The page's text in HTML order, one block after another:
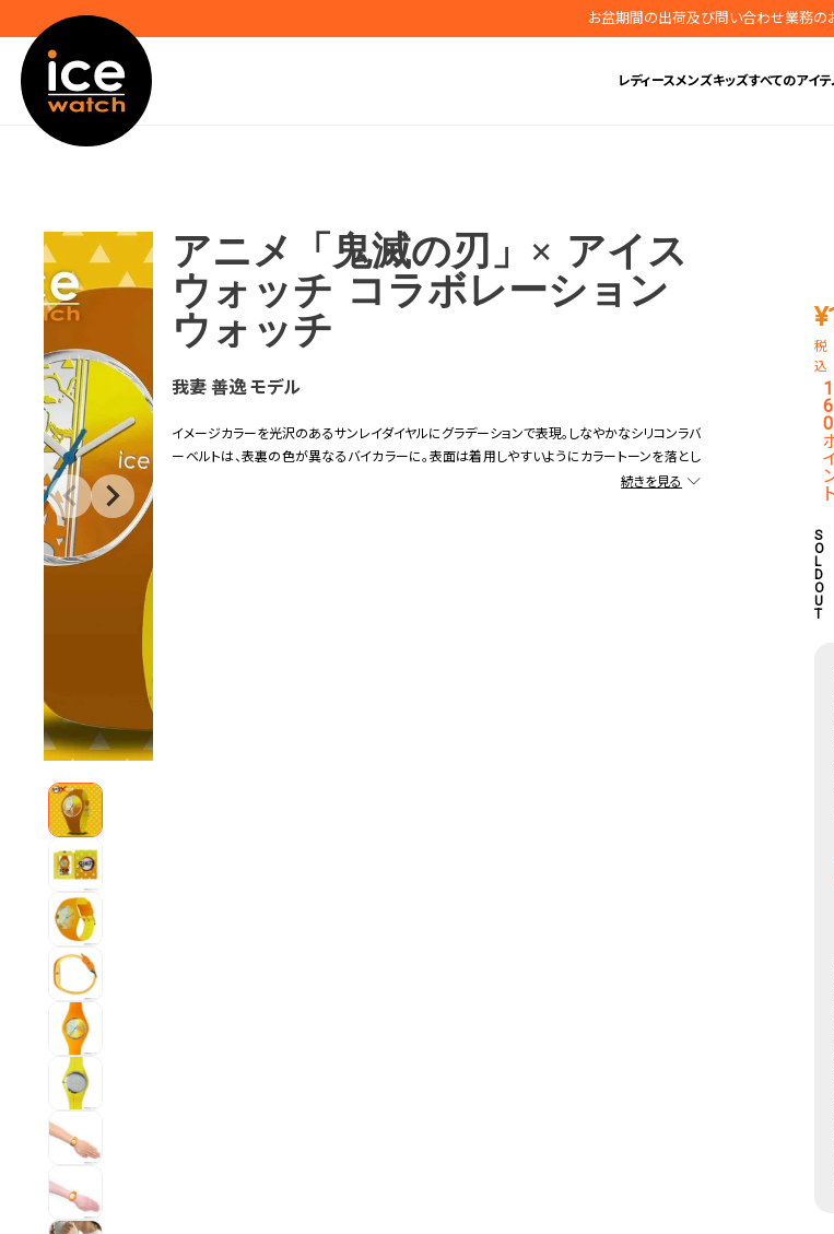
お盆期間の出荷及び問い合わせ業務の
レディースメンズキッズすべてのアイ
アニメ「鬼滅の刃」× アイス
ウォッチ コラボレーション
ウォッチ
我妻 善逸 モデル
イメージカラーを光沢のあるサンレイダイヤルにグラデーションで表現。しなやかなシリコンラバ
ーベルトは、表裏の色が異なるバイカラーに。表面は着用しやすいようにカラートーンを落とし
ている。文字盤のグラフィックは、刀の様にまっすぐに伸びた縦のラインをベースに、ステンレス
¥
税
込
1
6
0
S
O
L
D
O
U
T